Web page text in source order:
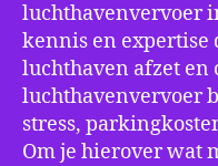
luchthavenvervoer
kennis en expertise
luchthaven afzet en
luchthavenvervoer
stress,
Om je hierover wat